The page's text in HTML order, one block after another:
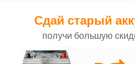
Сдай старый
получи большую